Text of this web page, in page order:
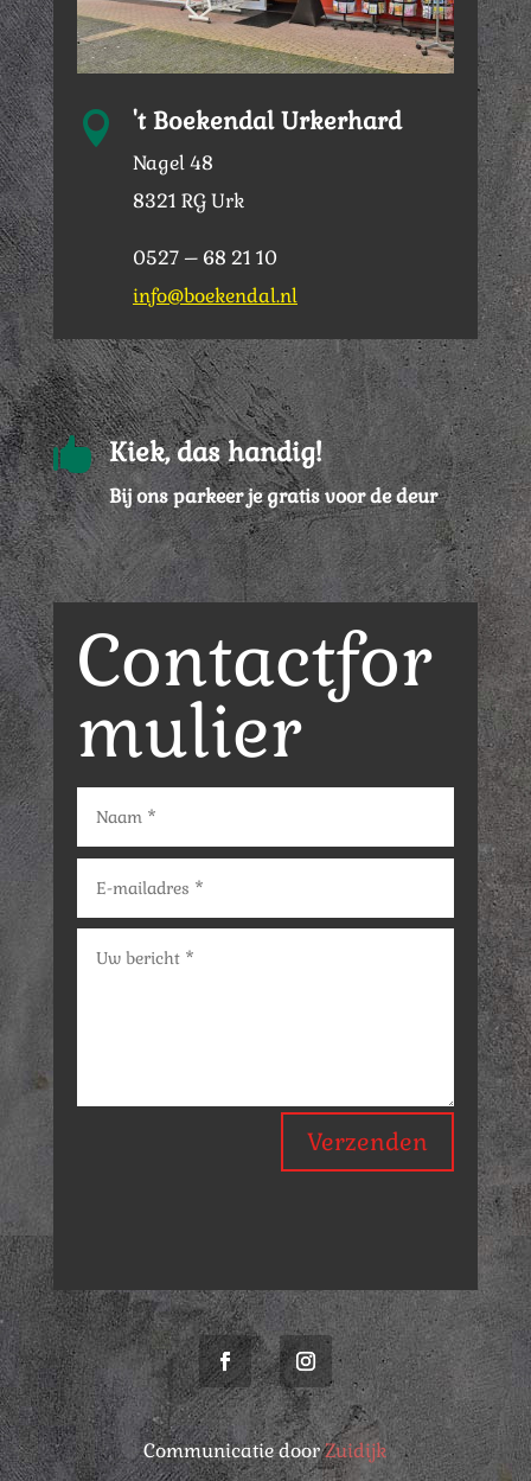
 't Boekendal Urkerhard
Nagel 48
8321 RG Urk
0527 – 68 21 10
info@boekendal.nl
 Kiek, das handig!
Bij ons parkeer je gratis voor de deur
Contactfor
mulier
Verzenden
Communicatie doorZuidijk